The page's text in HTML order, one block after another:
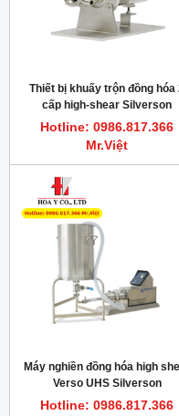
Thiết bị khuấy trộn đồng hóa
cấp high-shear Silverson
088/150UHS
Hotline: 0986.817.366
Mr.Việt
Máy nghiền đồng hóa high
Verso UHS Silverson
Hotline: 0986.817.366